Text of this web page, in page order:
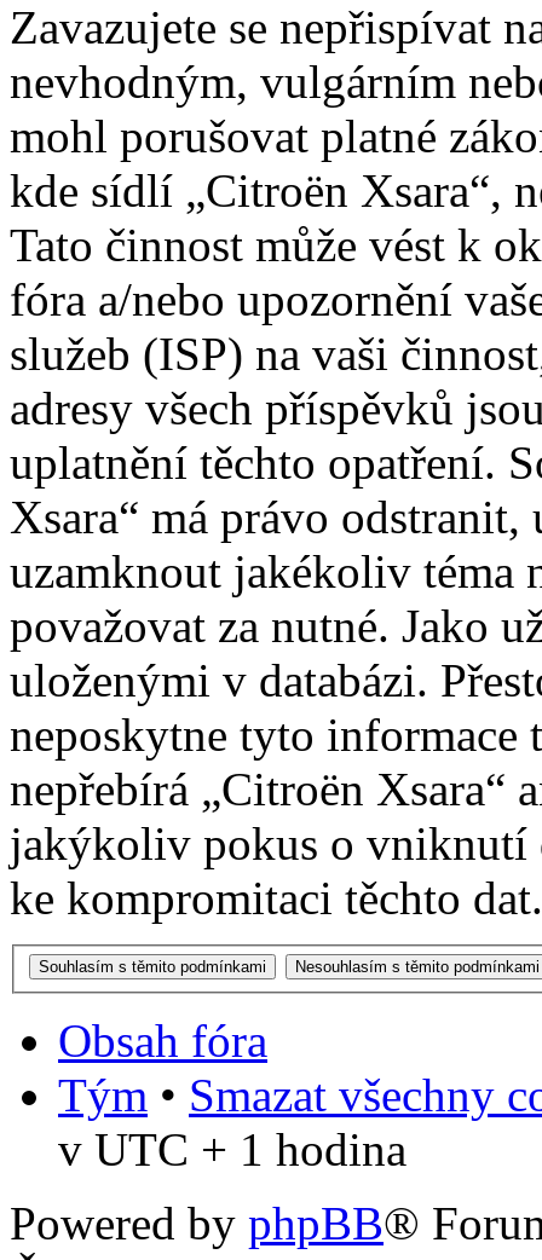
Zavazujete se nepřispívat
nevhodným, vulgárním
mohl porušovat platné
kde sídlí „Citroën Xsara“,
Tato činnost může vést k
fóra a/nebo upozornění
služeb (ISP) na vaši
adresy všech příspěvků
uplatnění těchto opatření.
Xsara“ má právo
uzamknout jakékoliv téma
považovat za nutné. Jako
uloženými v databázi.
neposkytne tyto informace
nepřebírá „Citroën Xsara“
jakýkoliv pokus o vniknutí
ke kompromitaci těchto dat.
Obsah fóra
Tým • Smazat všechny
v UTC + 1 hodina
Powered by phpBB®